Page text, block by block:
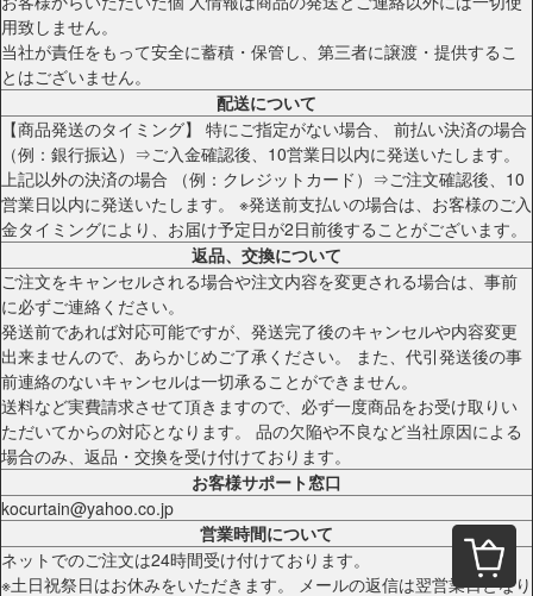
用致しません。
当社が責任をもって安全に蓄積・保管し、第三者に譲渡・提供するこ
とはございません。
配送について
【商品発送のタイミング】 特にご指定がない場合、 前払い決済の場合
（例：銀行振込）⇒ご入金確認後、10営業日以内に発送いたします。
上記以外の決済の場合 （例：クレジットカード）⇒ご注文確認後、10
営業日以内に発送いたします。 ※発送前支払いの場合は、お客様のご入
金タイミングにより、お届け予定日が2日前後することがございます。
返品、交換について
ご注文をキャンセルされる場合や注文内容を変更される場合は、事前
に必ずご連絡ください。
発送前であれば対応可能ですが、発送完了後のキャンセルや内容変更
出来ませんので、あらかじめご了承ください。 また、代引発送後の事
前連絡のないキャンセルは一切承ることができません。
送料など実費請求させて頂きますので、必ず一度商品をお受け取りい
ただいてからの対応となります。 品の欠陥や不良など当社原因による
場合のみ、返品・交換を受け付けております。
お客様サポート窓口
kocurtain@yahoo.co.jp
営業時間について
ネットでのご注文は24時間受け付けております。
※土日祝祭日はお休みをいただきます。 メールの返信は翌営業日となり